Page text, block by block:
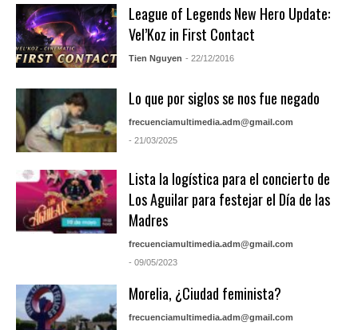
League of Legends New Hero Update:
Vel’Koz in First Contact
Tien Nguyen - 22/12/2016
Lo que por siglos se nos fue negado
frecuenciamultimedia.adm@gmail.com
- 21/03/2025
Lista la logística para el concierto de
Los Aguilar para festejar el Día de las
Madres
frecuenciamultimedia.adm@gmail.com
- 09/05/2023
Morelia, ¿Ciudad feminista?
frecuenciamultimedia.adm@gmail.com